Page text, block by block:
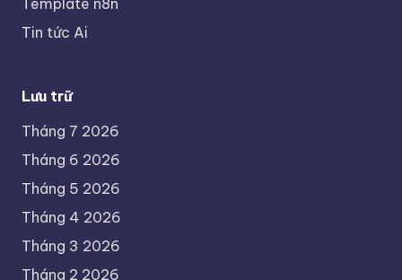
Tin tức Ai
Lưu trữ
Tháng 7 2026
Tháng 6 2026
Tháng 5 2026
Tháng 4 2026
Tháng 3 2026
Tháng 2 2026